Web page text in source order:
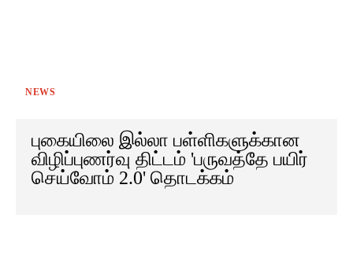
NEWS
புகையிலை இல்லா பள்ளிகளுக்கான
விழிப்புணர்வு திட்டம் 'பருவத்தே பயிர்
செய்வோம் 2.0' தொடக்கம்